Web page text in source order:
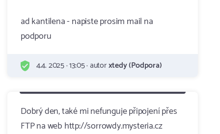
ad kantilena - napiste prosim mail na
podporu
4.4. 2025 · 13:05 · autorxtedy (Podpora)
Dobrý den, také mi nefunguje připojení přes
FTP na web http://sorrowdy.mysteria.cz